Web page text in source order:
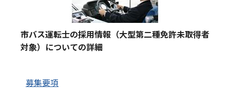
市バス運転士の採用情報（大型第二種免許未取得者
対象）についての詳細
募集要項